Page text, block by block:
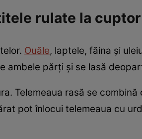
rulate la cuptor
Ouăle, laptele, făina și
ambele părți și se lasă
Telemeaua rasă se
pot înlocui telemeaua cu